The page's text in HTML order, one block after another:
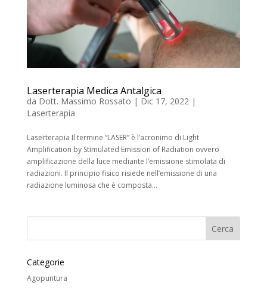
Laserterapia Medica Antalgica
da Dott. Massimo Rossato | Dic 17, 2022|
Laserterapia
Laserterapia Il termine “LASER” è l’acronimo di Light
Amplification by Stimulated Emission of Radiation ovvero
amplificazione della luce mediante l’emissione stimolata di
radiazioni. Il principio fisico risiede nell’emissione di una
radiazione luminosa che è composta...
Categorie
Agopuntura